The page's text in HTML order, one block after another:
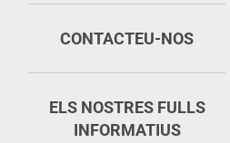
CONTACTEU-NOS
ELS NOSTRES FULLS
INFORMATIUS